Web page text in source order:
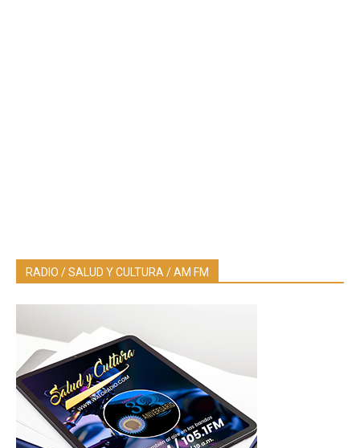
RADIO / SALUD Y CULTURA / AM FM